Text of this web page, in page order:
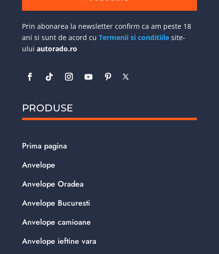
Prin abonarea la newsletter confirm ca am peste 18
ani si sunt de acord cu Termenii si conditiilesite-
ului autorado.ro
PRODUSE
Prima pagina
Anvelope
Anvelope Oradea
Anvelope Bucuresti
Anvelope camioane
Anvelope ieftine vara